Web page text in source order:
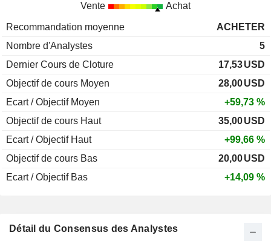
Vente Achat
Recommandation moyenne
ACHETER
Nombre d'Analystes
5
Dernier Cours de Cloture
17,53USD
Objectif de cours Moyen
28,00USD
Ecart / Objectif Moyen
+59,73 %
Objectif de cours Haut
35,00USD
Ecart / Objectif Haut
+99,66 %
Objectif de cours Bas
20,00USD
Ecart / Objectif Bas
+14,09 %
Détail du Consensus des Analystes